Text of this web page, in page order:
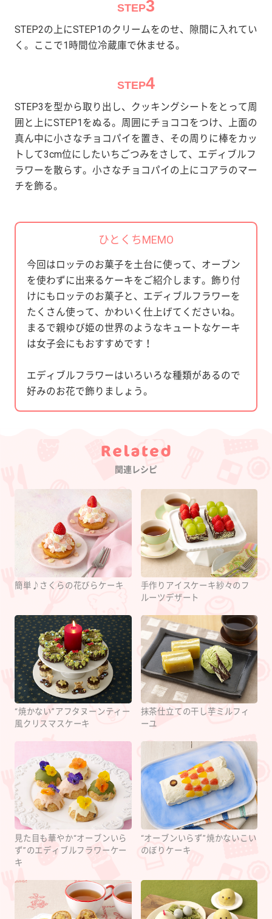
STEP3
STEP2の上にSTEP1のクリームをのせ、隙間に入れてい
く。ここで1時間位冷蔵庫で休ませる。
STEP4
STEP3を型から取り出し、クッキングシートをとって周
囲と上にSTEP1をぬる。周囲にチョココをつけ、上面の
真ん中に小さなチョコパイを置き、その周りに棒をカッ
トして3cm位にしたいちごつみをさして、エディブルフ
ラワーを散らす。小さなチョコパイの上にコアラのマー
チを飾る。
ひとくちMEMO
今回はロッテのお菓子を土台に使って、オーブン
を使わずに出来るケーキをご紹介します。飾り付
けにもロッテのお菓子と、エディブルフラワーを
たくさん使って、かわいく仕上げてくださいね。
まるで親ゆび姫の世界のようなキュートなケーキ
は女子会にもおすすめです！
エディブルフラワーはいろいろな種類があるので
好みのお花で飾りましょう。
Category
関連レシピ
簡単♪さくらの花びらケーキ
手作りアイスケーキ紗々のフ
ルーツデザート
“焼かない”アフタヌーンティー
風クリスマスケーキ
抹茶仕立ての干し芋ミルフィ
ーユ
見た目も華やか“オーブンいら
ず”のエディブルフラワーケー
キ
“オーブンいらず”焼かないこい
のぼりケーキ